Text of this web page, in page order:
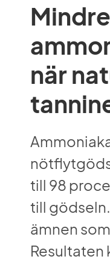
Mindre
när
till 98
till
ämnen
Resultaten